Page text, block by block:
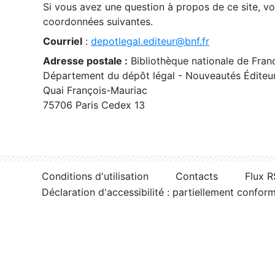
Si vous avez une question à propos de ce site,
coordonnées suivantes.
Courriel : depotlegal.editeur@bnf.fr
Adresse postale : Bibliothèque nationale de
Département du dépôt légal - Nouveautés
Quai François-Mauriac
75706 Paris Cedex 13
Conditions d'utilisation Contacts
Flux
Déclaration d'accessibilité : partiellement